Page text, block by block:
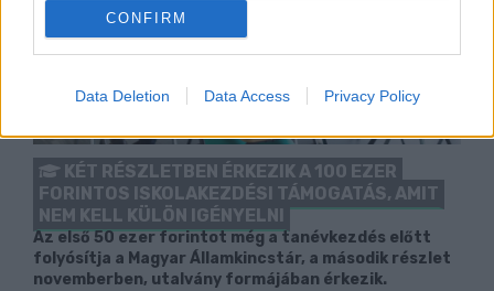
CONFIRM
Data Deletion Data Access Privacy Policy
KÉT RÉSZLETBEN ÉRKEZIK A 100 EZER
FORINTOS ISKOLAKEZDÉSI TÁMOGATÁS, AMIT
NEM KELL KÜLÖN IGÉNYELNI
Az első 50 ezer forintot még a tanévkezdés előtt
folyósítja a Magyar Államkincstár, a második részlet
novemberben, utalvány formájában érkezik.